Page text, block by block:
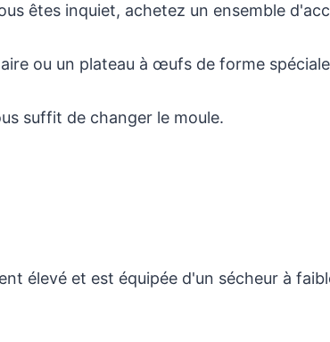
êtes inquiet, achetez un ensemble
ou un plateau à œufs de forme
suffit de changer le moule.
élevé et est équipée d'un sécheur à